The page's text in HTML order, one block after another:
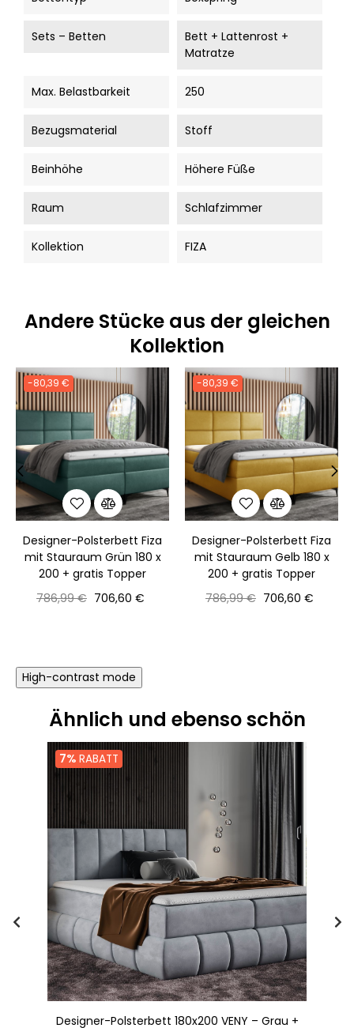
Sets – Betten
Bett + Lattenrost +
Matratze
Max. Belastbarkeit 250
Bezugsmaterial Stoff
Beinhöhe Höhere Füße
Raum Schlafzimmer
Kollektion FIZA
Andere Stücke aus der gleichen
Kollektion
-80,39 €
Designer-Polsterbett Fiza
mit Stauraum Grün 180 x
200 + gratis Topper
Normaler
786,99 € Preis
706,60 €
-80,39 €
Designer-Polsterbett Fiza
mit Stauraum Gelb 180 x
200 + gratis Topper
Normaler
786,99 € Preis
706,60 €
‹ ›
High-contrast mode
Ähnlich und ebenso schön
7% RABATT
Designer-Polsterbett 180x200 VENY – Grau +